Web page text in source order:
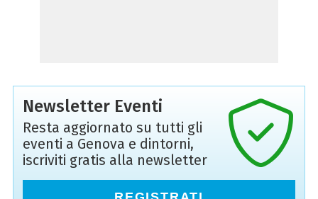
Newsletter Eventi
Resta aggiornato su tutti gli
eventi a Genova e dintorni,
iscriviti gratis alla newsletter